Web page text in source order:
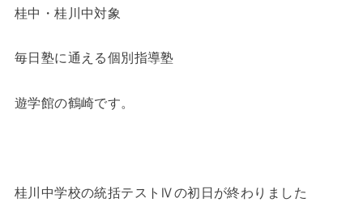
桂中・桂川中対象
毎日塾に通える個別指導塾
遊学館の鶴崎です。
桂川中学校の統括テストⅣの初日が終わりました